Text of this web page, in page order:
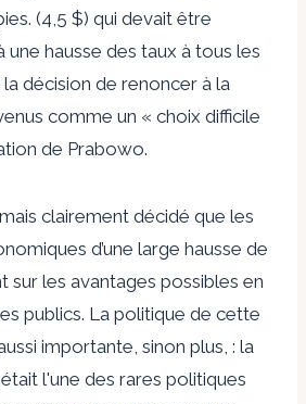
(4,5 $) qui devait être
une hausse des taux à tous les
décision de renoncer à la
comme un « choix difficile
de Prabowo.
clairement décidé que les
d’une large hausse de
sur les avantages possibles en
publics. La politique de cette
importante, sinon plus, : la
l'une des rares politiques